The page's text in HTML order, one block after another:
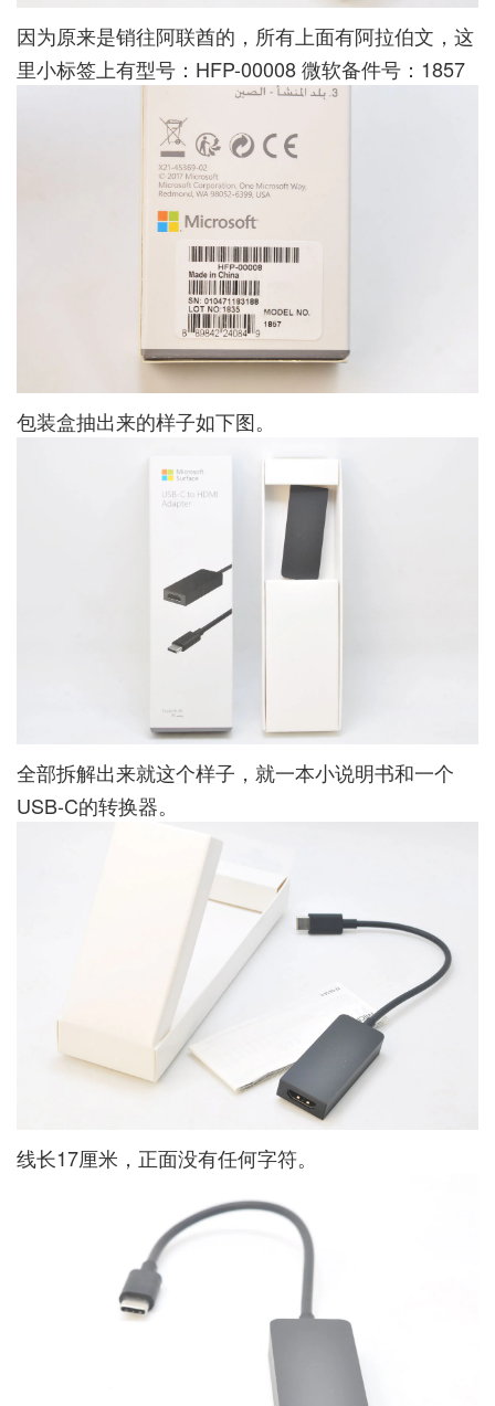
因为原来是销往阿联酋的，所有上面有阿拉伯文，这
里小标签上有型号：HFP-00008 微软备件号：1857
包装盒抽出来的样子如下图。
全部拆解出来就这个样子，就一本小说明书和一个
USB-C的转换器。
线长17厘米，正面没有任何字符。